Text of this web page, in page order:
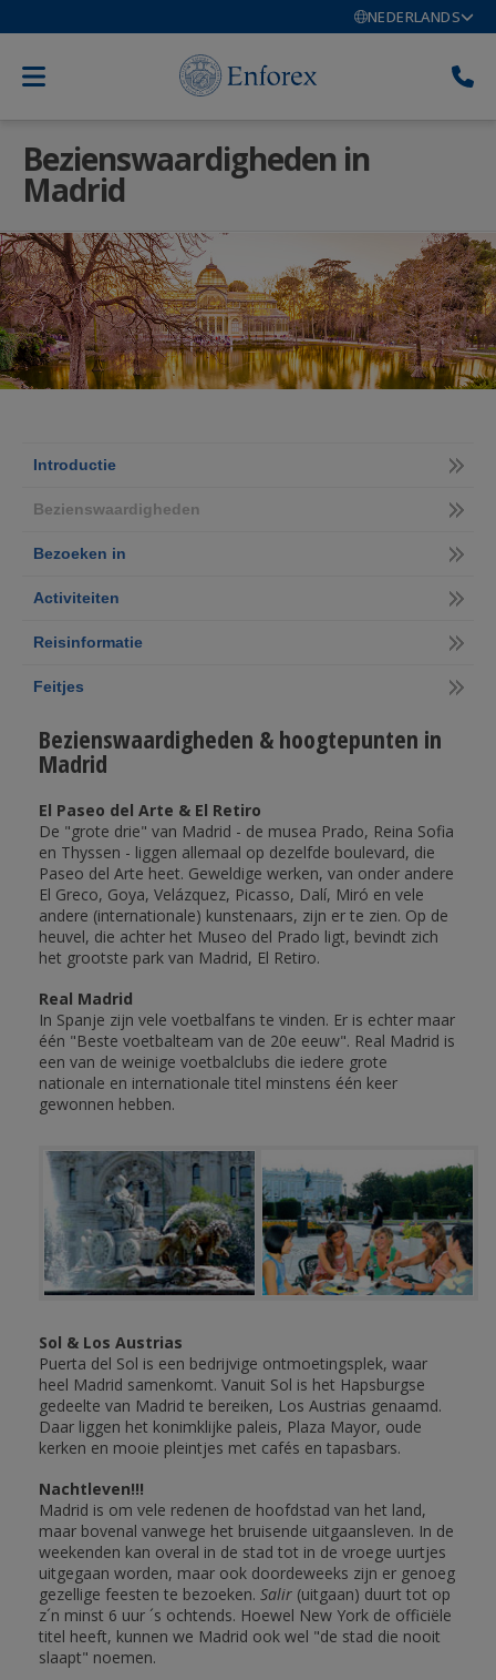
NEDERLANDS
Bezienswaardigheden in
Madrid
Introductie
Bezienswaardigheden
Bezoeken in
Activiteiten
Reisinformatie
Feitjes
Bezienswaardigheden & hoogtepunten in
Madrid
El Paseo del Arte & El Retiro
De "grote drie" van Madrid - de musea Prado, Reina Sofia
en Thyssen - liggen allemaal op dezelfde boulevard, die
Paseo del Arte heet. Geweldige werken, van onder andere
El Greco, Goya, Velázquez, Picasso, Dalí, Miró en vele
andere (internationale) kunstenaars, zijn er te zien. Op de
heuvel, die achter het Museo del Prado ligt, bevindt zich
het grootste park van Madrid, El Retiro.
Real Madrid
In Spanje zijn vele voetbalfans te vinden. Er is echter maar
één "Beste voetbalteam van de 20e eeuw". Real Madrid is
een van de weinige voetbalclubs die iedere grote
nationale en internationale titel minstens één keer
gewonnen hebben.
Sol & Los Austrias
Puerta del Sol is een bedrijvige ontmoetingsplek, waar
heel Madrid samenkomt. Vanuit Sol is het Hapsburgse
gedeelte van Madrid te bereiken, Los Austrias genaamd.
Daar liggen het konimklijke paleis, Plaza Mayor, oude
kerken en mooie pleintjes met cafés en tapasbars.
Nachtleven!!!
Madrid is om vele redenen de hoofdstad van het land,
maar bovenal vanwege het bruisende uitgaansleven. In de
weekenden kan overal in de stad tot in de vroege uurtjes
uitgegaan worden, maar ook doordeweeks zijn er genoeg
gezellige feesten te bezoeken. Salir(uitgaan) duurt tot op
z´n minst 6 uur ´s ochtends. Hoewel New York de officiële
titel heeft, kunnen we Madrid ook wel "de stad die nooit
slaapt" noemen.